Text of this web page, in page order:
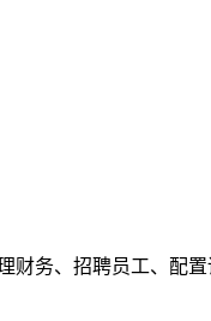
务、招聘员工、配